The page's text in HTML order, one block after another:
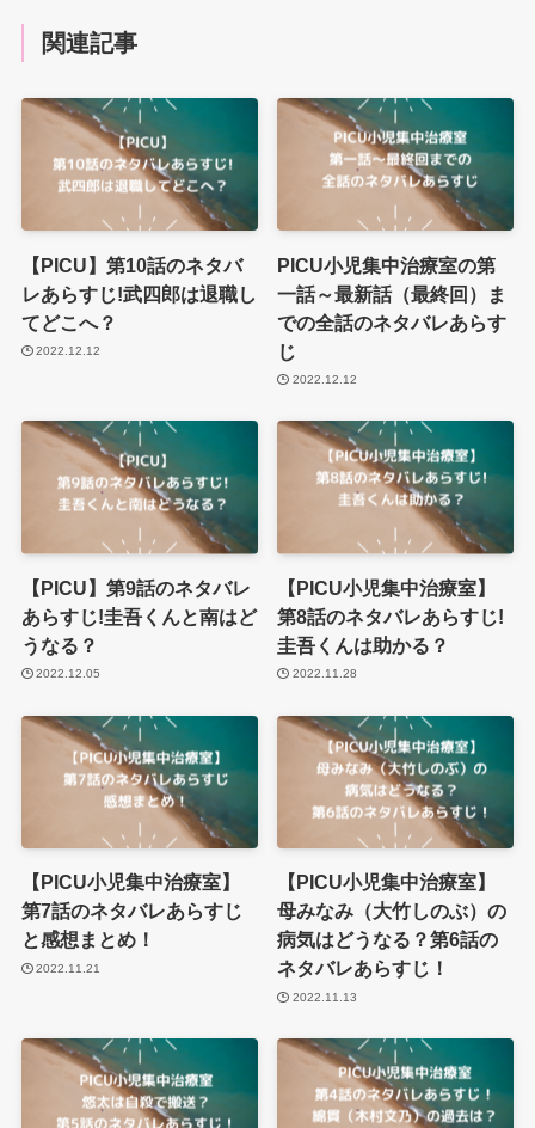
関連記事
【PICU】第10話のネタバ
レあらすじ!武四郎は退職し
てどこへ？
2022.12.12
PICU小児集中治療室の第
一話～最新話（最終回）ま
での全話のネタバレあらす
じ
2022.12.12
【PICU】第9話のネタバレ
あらすじ!圭吾くんと南はど
うなる？
2022.12.05
【PICU小児集中治療室】
第8話のネタバレあらすじ!
圭吾くんは助かる？
2022.11.28
【PICU小児集中治療室】
第7話のネタバレあらすじ
と感想まとめ！
2022.11.21
【PICU小児集中治療室】
母みなみ（大竹しのぶ）の
病気はどうなる？第6話の
ネタバレあらすじ！
2022.11.13